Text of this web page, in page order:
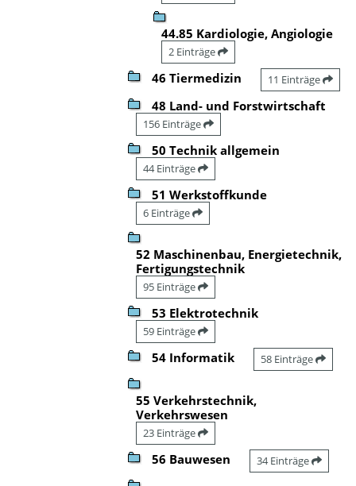
44.85 Kardiologie, Angiologie
2 Einträge
46 Tiermedizin 11 Einträge
48 Land- und Forstwirtschaft
156 Einträge
50 Technik allgemein
44 Einträge
51 Werkstoffkunde
6 Einträge
52 Maschinenbau, Energietechnik,
Fertigungstechnik
95 Einträge
53 Elektrotechnik
59 Einträge
54 Informatik 58 Einträge
55 Verkehrstechnik,
Verkehrswesen
23 Einträge
56 Bauwesen 34 Einträge